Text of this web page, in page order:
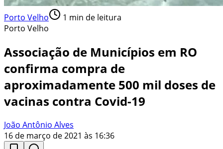
Porto Velho 1 min de leitura
Porto Velho
Associação de Municípios em RO
confirma compra de
aproximadamente 500 mil doses de
vacinas contra Covid-19
João Antônio Alves
16 de março de 2021 às 16:36